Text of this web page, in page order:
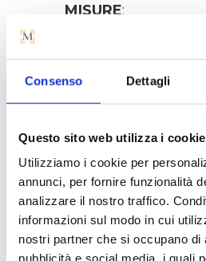
Consenso Dettagli
Questo sito web utilizza i cookie
Utilizziamo i cookie per
annunci, per fornire funzionalità
analizzare il nostro traffico.
informazioni sul modo in cui
nostri partner che si occupano di
pubblicità e social media, i quali
MISURE:
Altezza: 83 cm
La tua casa
meglio, anche